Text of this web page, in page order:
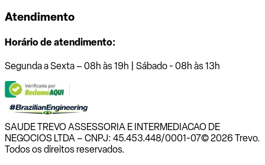
Atendimento
Horário de atendimento:
Segunda a Sexta – 08h às 19h | Sábado - 08h às 13h
SAUDE TREVO ASSESSORIA E INTERMEDIACAO DE
NEGOCIOS LTDA – CNPJ: 45.453.448/0001-07© 2026 Trevo.
Todos os direitos reservados.